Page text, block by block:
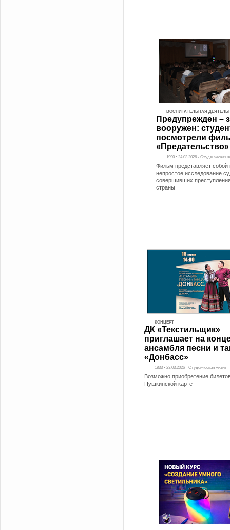
ВОСПИТАТЕЛЬНАЯ
Предупрежден –
вооружен:
посмотрели
«Предательство»
1990 • 24.03.2026 - Студенческая
Фильм представляет собой
непростое исследование
совершивших
страны
КОНЦЕРТ
ДК «Текстильщик»
приглашает на
ансамбля песни и
«Донбасс»
1833 • 23.03.2026 - Студенческая жизнь
Возможно приобретение
Пушкинской карте